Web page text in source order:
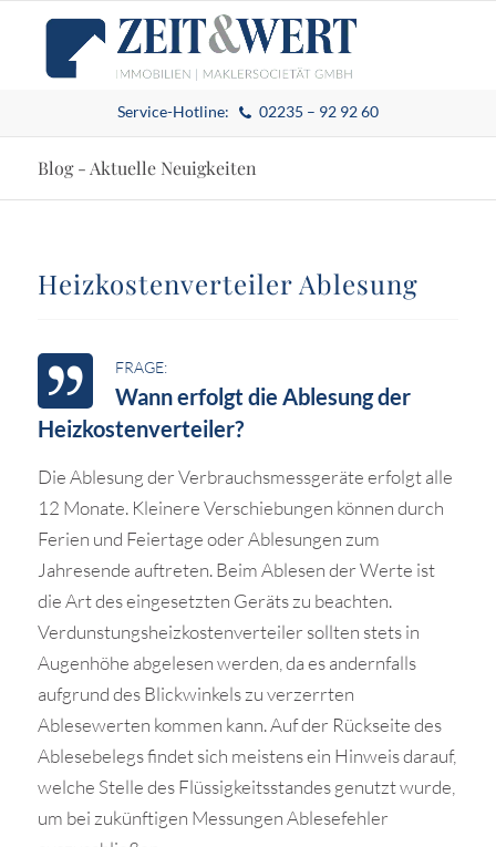
Service-Hotline: 02235 – 92 92 60
Blog - Aktuelle Neuigkeiten
Heizkostenverteiler Ablesung
Wann erfolgt die Ablesung der
Heizkostenverteiler?
Die Ablesung der Verbrauchsmessgeräte erfolgt alle
12 Monate. Kleinere Verschiebungen können durch
Ferien und Feiertage oder Ablesungen zum
Jahresende auftreten. Beim Ablesen der Werte ist
die Art des eingesetzten Geräts zu beachten.
Verdunstungsheizkostenverteiler sollten stets in
Augenhöhe abgelesen werden, da es andernfalls
aufgrund des Blickwinkels zu verzerrten
Ablesewerten kommen kann. Auf der Rückseite des
Ablesebelegs findet sich meistens ein Hinweis darauf,
welche Stelle des Flüssigkeitsstandes genutzt wurde,
um bei zukünftigen Messungen Ablesefehler